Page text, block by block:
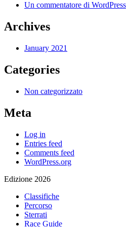
Un commentatore di WordPress
Archives
January 2021
Categories
Non categorizzato
Meta
Log in
Entries feed
Comments feed
WordPress.org
Edizione 2026
Classifiche
Percorso
Sterrati
Race Guide